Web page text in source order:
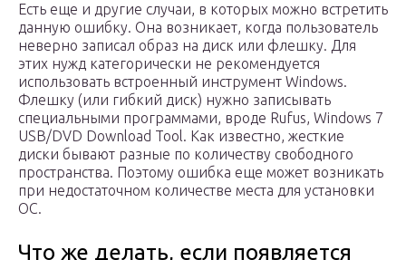
Есть еще и другие случаи, в которых можно встретить
данную ошибку. Она возникает, когда пользователь
неверно записал образ на диск или флешку. Для
этих нужд категорически не рекомендуется
использовать встроенный инструмент Windows.
Флешку (или гибкий диск) нужно записывать
специальными программами, вроде Rufus, Windows 7
USB/DVD Download Tool. Как известно, жесткие
диски бывают разные по количеству свободного
пространства. Поэтому ошибка еще может возникать
при недостаточном количестве места для установки
ОС.
Что же делать, если появляется